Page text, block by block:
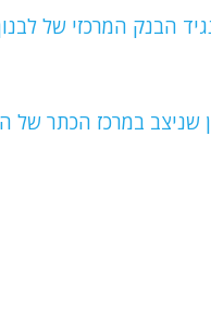
הבנק המרכזי של
שניצב במרכז הכתר של